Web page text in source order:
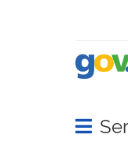
Abrir